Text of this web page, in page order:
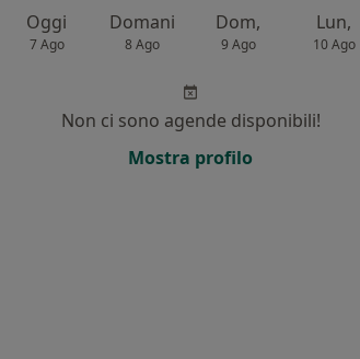
Oggi
7 Ago
Domani
8 Ago
Dom,
9 Ago
Lun,
10 Ago
Non ci sono agende disponibili!
Mostra profilo